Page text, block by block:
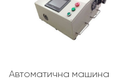
Автоматична машина